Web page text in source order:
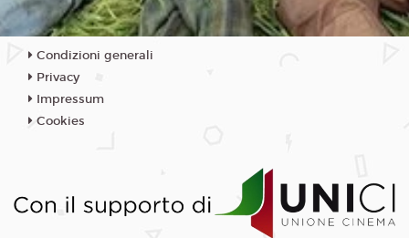
Condizioni generali
Privacy
Impressum
Cookies